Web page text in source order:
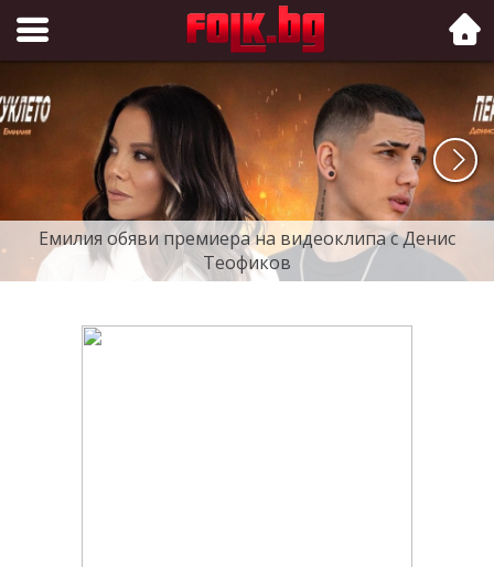
Folk.bg
Емилия обяви премиера на видеоклипа с Денис
Теофиков